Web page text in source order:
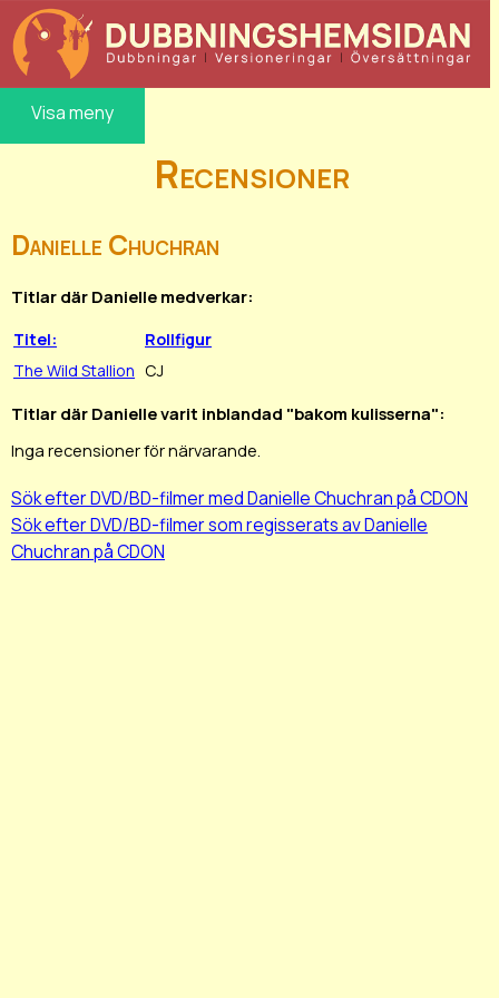
Visa meny
Recensioner
Danielle Chuchran
Titlar där Danielle medverkar:
Titel:
Rollfigur
The Wild Stallion CJ
Titlar där Danielle varit inblandad "bakom kulisserna":
Inga recensioner för närvarande.
Sök efter DVD/BD-filmer med Danielle Chuchran på CDON
Sök efter DVD/BD-filmer som regisserats av Danielle
Chuchran på CDON